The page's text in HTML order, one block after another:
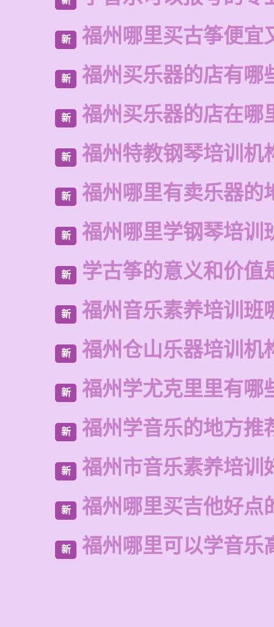
新 福州哪里买古筝便宜
新 福州买乐器的店有哪
新 福州买乐器的店在哪
新 福州特教钢琴培训机
新 福州哪里有卖乐器的
新 福州哪里学钢琴培训
新 学古筝的意义和价值
新 福州音乐素养培训班
新 福州仓山乐器培训机
新 福州学尤克里里有哪
新 福州学音乐的地方推
新 福州市音乐素养培训
新 福州哪里买吉他好点
新 福州哪里可以学音乐